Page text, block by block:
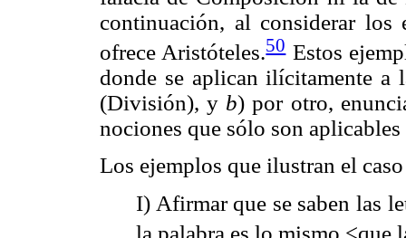
continuación, al considerar los
ofrece Aristóteles.50Estos
donde se aplican ilícitamente a
(División), y b) por otro,
nociones que sólo son
Los ejemplos que ilustran el
I) Afirmar que se saben las
la palabra es lo mismo <que